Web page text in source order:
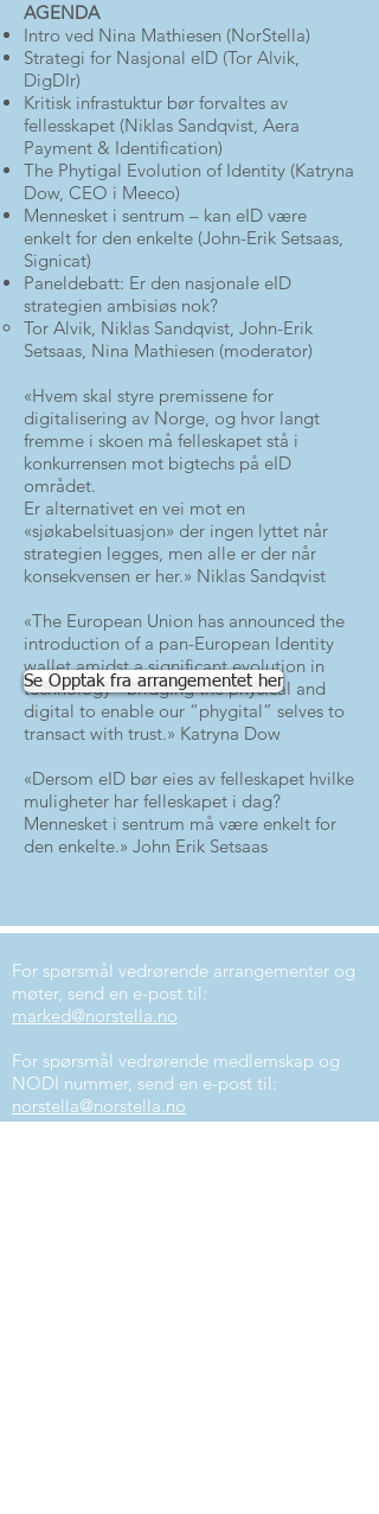
AGENDA
Intro ved Nina Mathiesen (NorStella)
Strategi for Nasjonal eID (Tor Alvik,
DigDIr)
Kritisk infrastuktur bør forvaltes av
fellesskapet (Niklas Sandqvist, Aera
Payment & Identification)
The Phytigal Evolution of Identity (Katryna
Dow, CEO i Meeco)
Mennesket i sentrum – kan eID være
enkelt for den enkelte (John-Erik Setsaas,
Signicat)
Paneldebatt: Er den nasjonale eID
strategien ambisiøs nok?
Tor Alvik, Niklas Sandqvist, John-Erik
Setsaas, Nina Mathiesen (moderator)
«Hvem skal styre premissene for
digitalisering av Norge, og hvor langt
fremme i skoen må felleskapet stå i
konkurrensen mot bigtechs på eID
området.
Er alternativet en vei mot en
«sjøkabelsituasjon» der ingen lyttet når
strategien legges, men alle er der når
konsekvensen er her.» Niklas Sandqvist
«The European Union has announced the
introduction of a pan-European Identity
wallet amidst a significant evolution in
technology - bridging the physical and
digital to enable our “phygital” selves to
transact with trust.» Katryna Dow
«Dersom eID bør eies av felleskapet hvilke
muligheter har felleskapet i dag?
Mennesket i sentrum må være enkelt for
den enkelte.» John Erik Setsaas
Se Opptak fra arrangementet her
For spørsmål vedrørende arrangementer og
møter, send en e-post til:
marked@norstella.no
For spørsmål vedrørende medlemskap og
NODI nummer, send en e-post til:
norstella@norstella.no